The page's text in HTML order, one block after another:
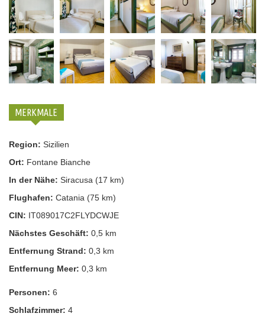
MERKMALE
Region: Sizilien
Ort: Fontane Bianche
In der Nähe: Siracusa (17 km)
Flughafen: Catania (75 km)
CIN: IT089017C2FLYDCWJE
Nächstes Geschäft: 0,5 km
Entfernung Strand: 0,3 km
Entfernung Meer: 0,3 km
Personen: 6
Schlafzimmer: 4